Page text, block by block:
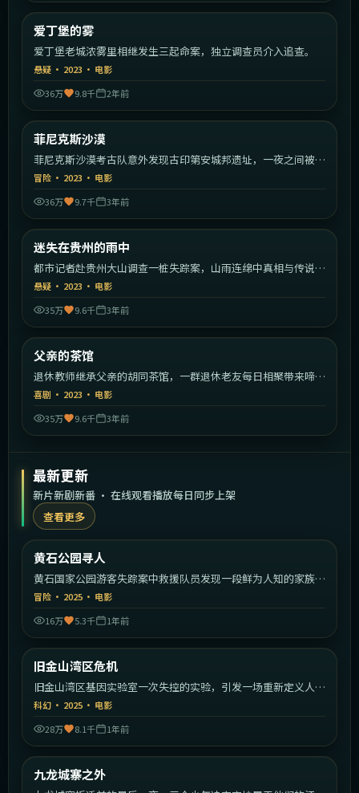
热门
爱丁堡的雾
爱丁堡老城浓雾里相继发生三起命案，独立调查员介入追查。
悬疑 · 2023 · 电影
36万
9.8千 2年前
热门
菲尼克斯沙漠
菲尼克斯沙漠考古队意外发现古印第安城邦遗址，一夜之间被陌
生武装包围。
冒险 · 2023 · 电影
36万
9.7千 3年前
热门
迷失在贵州的雨中
都市记者赴贵州大山调查一桩失踪案，山雨连绵中真相与传说渐
渐重合。
悬疑 · 2023 · 电影
35万
9.6千 3年前
热门
父亲的茶馆
退休教师继承父亲的胡同茶馆，一群退休老友每日相聚带来啼笑
皆非的故事。
喜剧 · 2023 · 电影
35万
9.6千 3年前
最新更新
新片新剧新番 · 在线观看播放每日同步上架
查看更多
最新
黄石公园寻人
黄石国家公园游客失踪案中救援队员发现一段鲜为人知的家族秘
密。
冒险 · 2025 · 电影
16万
5.3千 1年前
最新
旧金山湾区危机
旧金山湾区基因实验室一次失控的实验，引发一场重新定义人类
的危机。
科幻 · 2025 · 电影
28万
8.1千 1年前
最新
九龙城寨之外